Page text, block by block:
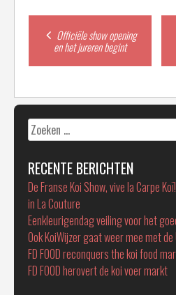
Post
navigation
Officiële show opening
en het jureren begint
Zoeken
naar:
RECENTE BERICHTEN
De Franse Koi Show, vive la Carpe
in La Couture
Eenkleurigendag veiling voor het
Ook KoiWijzer gaat weer mee met de
FD FOOD reconquers the koi food
FD FOOD herovert de koi voer markt